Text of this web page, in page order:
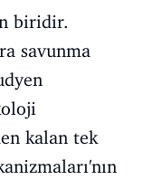
biridir.
savunma
kalan tek